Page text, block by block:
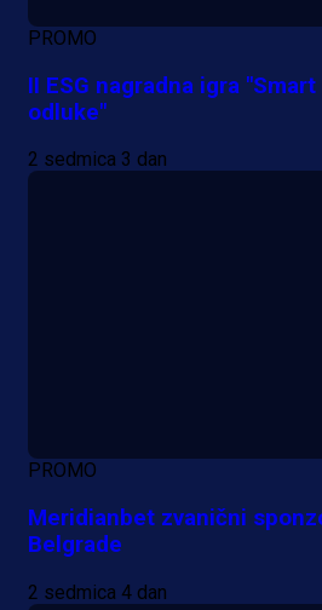
PROMO
II ESG nagradna igra
odluke"
2 sedmica 3 dan
PROMO
Meridianbet zvanični
Belgrade
2 sedmica 4 dan